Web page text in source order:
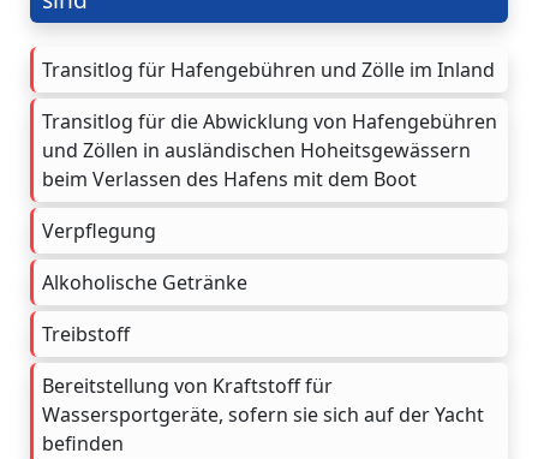
Transitlog für Hafengebühren und Zölle im Inland
Transitlog für die Abwicklung von Hafengebühren
und Zöllen in ausländischen Hoheitsgewässern
beim Verlassen des Hafens mit dem Boot
Verpflegung
Alkoholische Getränke
Treibstoff
Bereitstellung von Kraftstoff für
Wassersportgeräte, sofern sie sich auf der Yacht
befinden